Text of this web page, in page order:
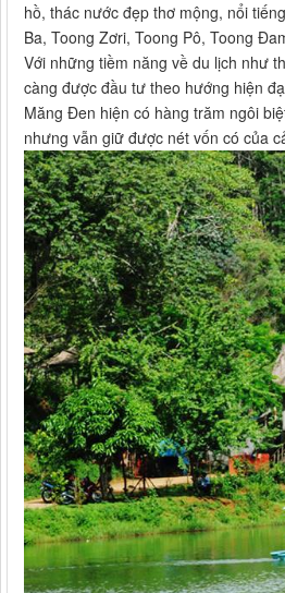
hồ, thác nước đẹp thơ mộng, nổi
Ba, Toong Zơri, Toong Pô, Toong
Với những tiềm năng về du lịch như
càng được đầu tư theo hướng hiện
Măng Đen hiện có hàng trăm ngôi
nhưng vẫn giữ được nét vốn có của